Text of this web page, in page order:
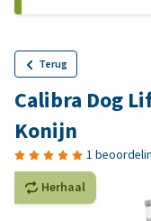
Terug
Calibra Dog
Konijn
1
Herhaal